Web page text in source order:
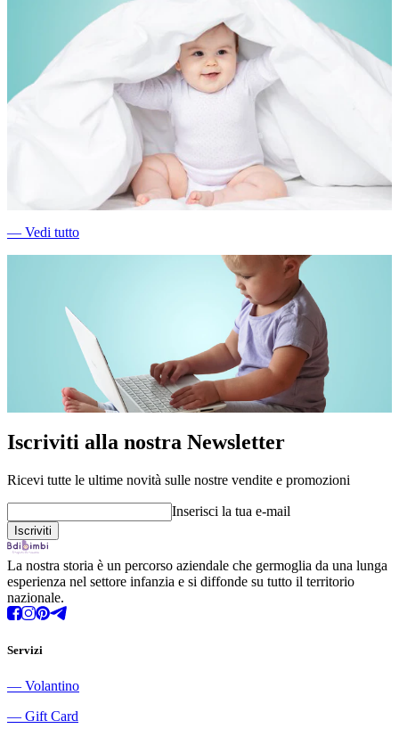
― Vedi tutto
Iscriviti alla nostra Newsletter
Ricevi tutte le ultime novità sulle nostre vendite e promozioni
Inserisci la tua e-mail
La nostra storia è un percorso aziendale che germoglia da una lunga
esperienza nel settore infanzia e si diffonde su tutto il territorio
nazionale.
Servizi
― Volantino
― Gift Card